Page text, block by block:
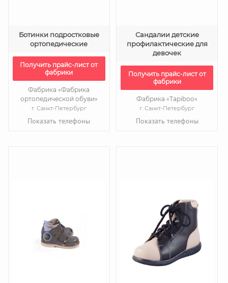
Ботинки подростковые
ортопедические
Получить прайс-лист от
фабрики
Фабрика «Фабрика
ортопедической обуви»
г. Санкт-Петербург
Показать телефоны
Сандалии детские
профилактические для
девочек
Получить прайс-лист от
фабрики
Фабрика «Tapiboo»
г. Санкт-Петербург
Показать телефоны